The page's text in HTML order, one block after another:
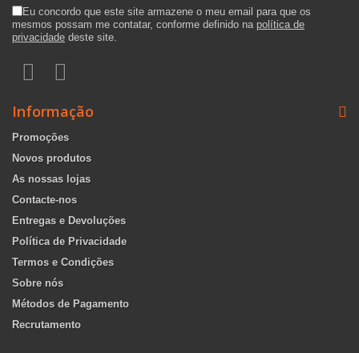
Eu concordo que este site armazene o meu email para que os
mesmos possam me contatar, conforme definido na política de
privacidade deste site.
Informação
Promoções
Novos produtos
As nossas lojas
Contacte-nos
Entregas e Devoluções
Política de Privacidade
Termos e Condições
Sobre nós
Métodos de Pagamento
Recrutamento